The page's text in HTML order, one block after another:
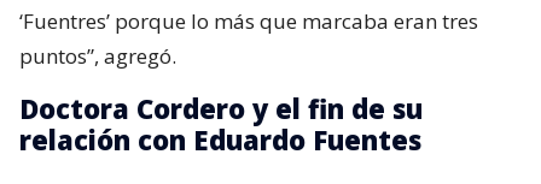
‘Fuentres’ porque lo más que marcaba eran tres
puntos”, agregó.
Doctora Cordero y el fin de su
relación con Eduardo Fuentes